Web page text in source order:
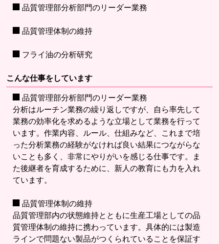
品質管理部分析部門のリーダー業務
品質管理体制の維持
フライ油の分析研究
こんな仕事をしています
品質管理部分析部門のリーダー業務
分析はルーチン業務の繰り返しですが、自ら率先して
業務の効率化を求めるような立場として業務を行って
います。作業内容、ルール、仕組みなど、これまで培
った分析業務の経験がなければ良い結果につながらな
いことも多く、非常にやりがいを感じる仕事です。ま
た後継者を育成するために、新人の教育にも力を入れ
ています。
品質管理体制の維持
品質管理部内の状態維持とともに生産工場としての品
質管理体制の維持に携わっています。具体的には製造
ラインで問題ない製品がつくられていることを保証す